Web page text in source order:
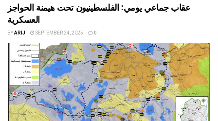
عقاب جماعي يومي: الفلسطينيون تحت هيمنة الحواجز
العسكرية
BYARIJ SEPTEMBER 24, 2025 0